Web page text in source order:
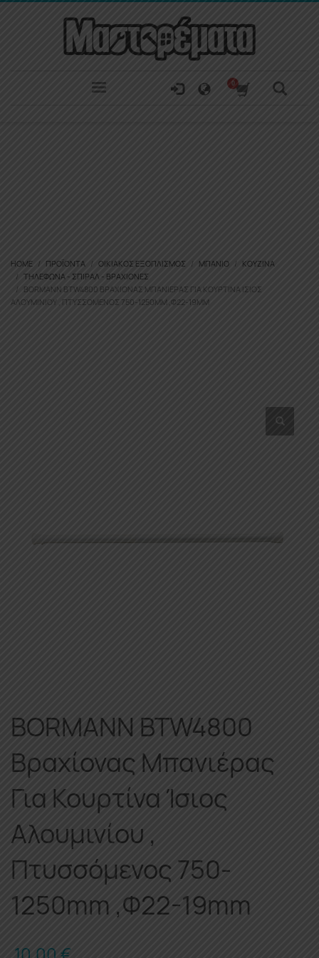
HOME ΠΡΟΪΌΝΤΑ ΟΙΚΙΑΚΌΣ ΕΞΟΠΛΙΣΜΌΣ ΜΠΆΝΙΟ
ΚΟΥΖΊΝΑ
ΤΗΛΈΦΩΝΑ - ΣΠΙΡΆΛ - ΒΡΑΧΊΟΝΕΣ
BORMANN BTW4800 ΒΡΑΧΊΟΝΑΣ ΜΠΑΝΙΈΡΑΣ ΓΙΑ ΚΟΥΡΤΊΝΑ ΊΣΙΟΣ
ΑΛΟΥΜΙΝΊΟΥ , ΠΤΥΣΣΌΜΕΝΟΣ 750-1250MM ,Φ22-19MM
BORMANN BTW4800
Βραχίονας Μπανιέρας
Για Κουρτίνα Ίσιος
Αλουμινίου ,
Πτυσσόμενος 750-
1250mm ,Φ22-19mm